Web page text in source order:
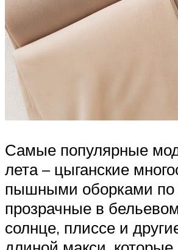
Самые популярные
лета – цыганские
пышными оборками по
прозрачные в
солнце, плиссе и